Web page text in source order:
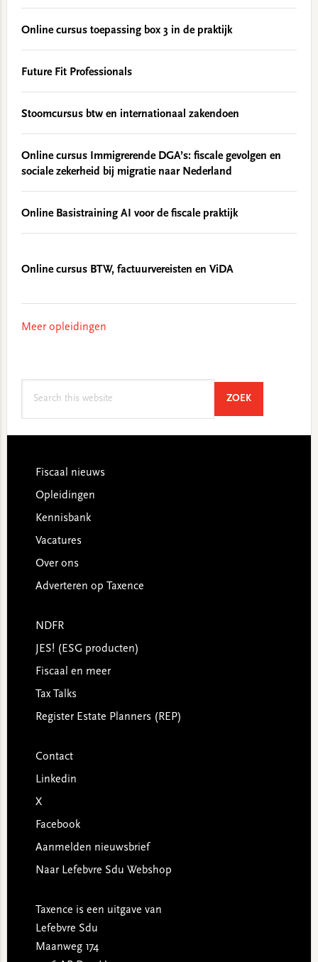
Online cursus toepassing box 3 in de praktijk
Future Fit Professionals
Stoomcursus btw en internationaal zakendoen
Online cursus Immigrerende DGA’s: fiscale gevolgen en
sociale zekerheid bij migratie naar Nederland
Online Basistraining AI voor de fiscale praktijk
Online cursus BTW, factuurvereisten en ViDA
Meer opleidingen
ZOEKSEARCH
Footer
Fiscaal nieuws
Opleidingen
Kennisbank
Vacatures
Over ons
Adverteren op Taxence
NDFR
JES! (ESG producten)
Fiscaal en meer
Tax Talks
Register Estate Planners (REP)
Contact
Linkedin
X
Facebook
Aanmelden nieuwsbrief
Naar Lefebvre Sdu Webshop
Taxence is een uitgave van
Lefebvre Sdu
Maanweg 174